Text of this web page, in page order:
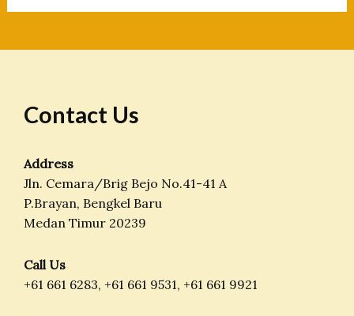
Contact Us
Address
Jln. Cemara/Brig Bejo No.41-41 A
P.Brayan, Bengkel Baru
Medan Timur 20239
Call Us
+61 661 6283, +61 661 9531, +61 661 9921